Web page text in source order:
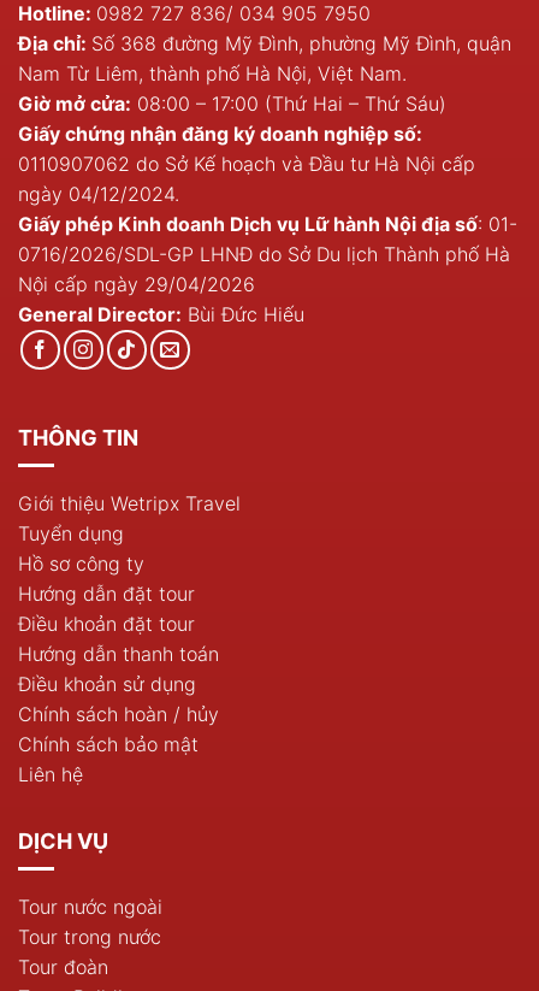
Hotline: 0982 727 836/ 034 905 7950
Địa chỉ: Số 368 đường Mỹ Đình, phường Mỹ Đình, quận
Nam Từ Liêm, thành phố Hà Nội, Việt Nam.
Giờ mở cửa: 08:00 – 17:00 (Thứ Hai – Thứ Sáu)
Giấy chứng nhận đăng ký doanh nghiệp số:
0110907062 do Sở Kế hoạch và Đầu tư Hà Nội cấp
ngày 04/12/2024.
Giấy phép Kinh doanh Dịch vụ Lữ hành Nội địa số: 01-
0716/2026/SDL-GP LHNĐ do Sở Du lịch Thành phố Hà
Nội cấp ngày 29/04/2026
General Director: Bùi Đức Hiếu
THÔNG TIN
Giới thiệu Wetripx Travel
Tuyển dụng
Hồ sơ công ty
Hướng dẫn đặt tour
Điều khoản đặt tour
Hướng dẫn thanh toán
Điều khoản sử dụng
Chính sách hoàn / hủy
Chính sách bảo mật
Liên hệ
DỊCH VỤ
Tour nước ngoài
Tour trong nước
Tour đoàn